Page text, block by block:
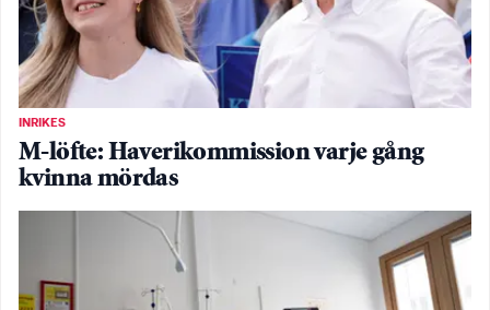
INRIKES
M-löfte: Haverikommission varje gång
kvinna mördas